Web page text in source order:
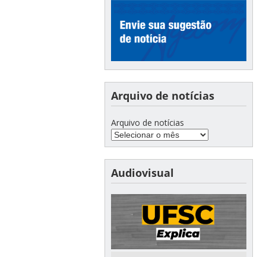
Arquivo de notícias
Arquivo de notícias
Audiovisual